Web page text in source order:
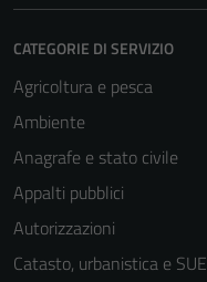
CATEGORIE DI SERVIZIO
Agricoltura e pesca
Ambiente
Anagrafe e stato civile
Appalti pubblici
Autorizzazioni
Catasto, urbanistica e SUE